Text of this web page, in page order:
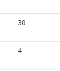
30
4